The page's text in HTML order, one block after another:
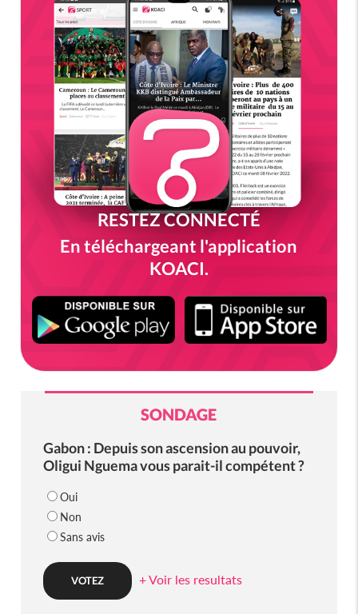
RESTEZ CONNECTÉ
En téléchargeant l'application
KOACI.
SONDAGE
Gabon : Depuis son ascension au pouvoir,
Oligui Nguema vous parait-il compétent ?
Oui
Non
Sans avis
+ Voir les resultats